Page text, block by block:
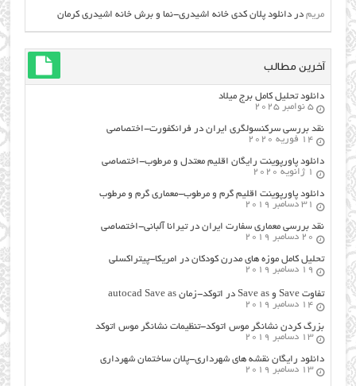
مریم دردانلود پلان کدی خانه اشیدری-نما و برش خانه اشیدری کرمان
آخرین مطالب
دانلود تحلیل کامل برج میلاد
5 نوامبر 2025
نقد بررسی سرکنسولگری ایران در فرانکفورت-اختصاصی
14 فوریه 2020
دانلود پاورپوینت رایگان اقلیم معتدل و مرطوب-اختصاصی
1 ژانویه 2020
دانلود پاورپوینت اقلیم گرم و مرطوب-معماری گرم و مرطوب
31 دسامبر 2019
نقد بررسی معماری سفارت ایران در تیرانا آلبانی-اختصاصی
20 دسامبر 2019
تحلیل کامل موزه های مدرن کودکان در امریکا-پیتراکسلی
19 دسامبر 2019
تفاوت Save و Save as در اتوکد-زمان autocad Save as
14 دسامبر 2019
بزرگ کردن نشانگر موس اتوکد-تنظیمات نشانگر موس اتوکد
13 دسامبر 2019
دانلود رایگان نقشه های شهرداری-پلان ساختمان شهرداری
13 دسامبر 2019